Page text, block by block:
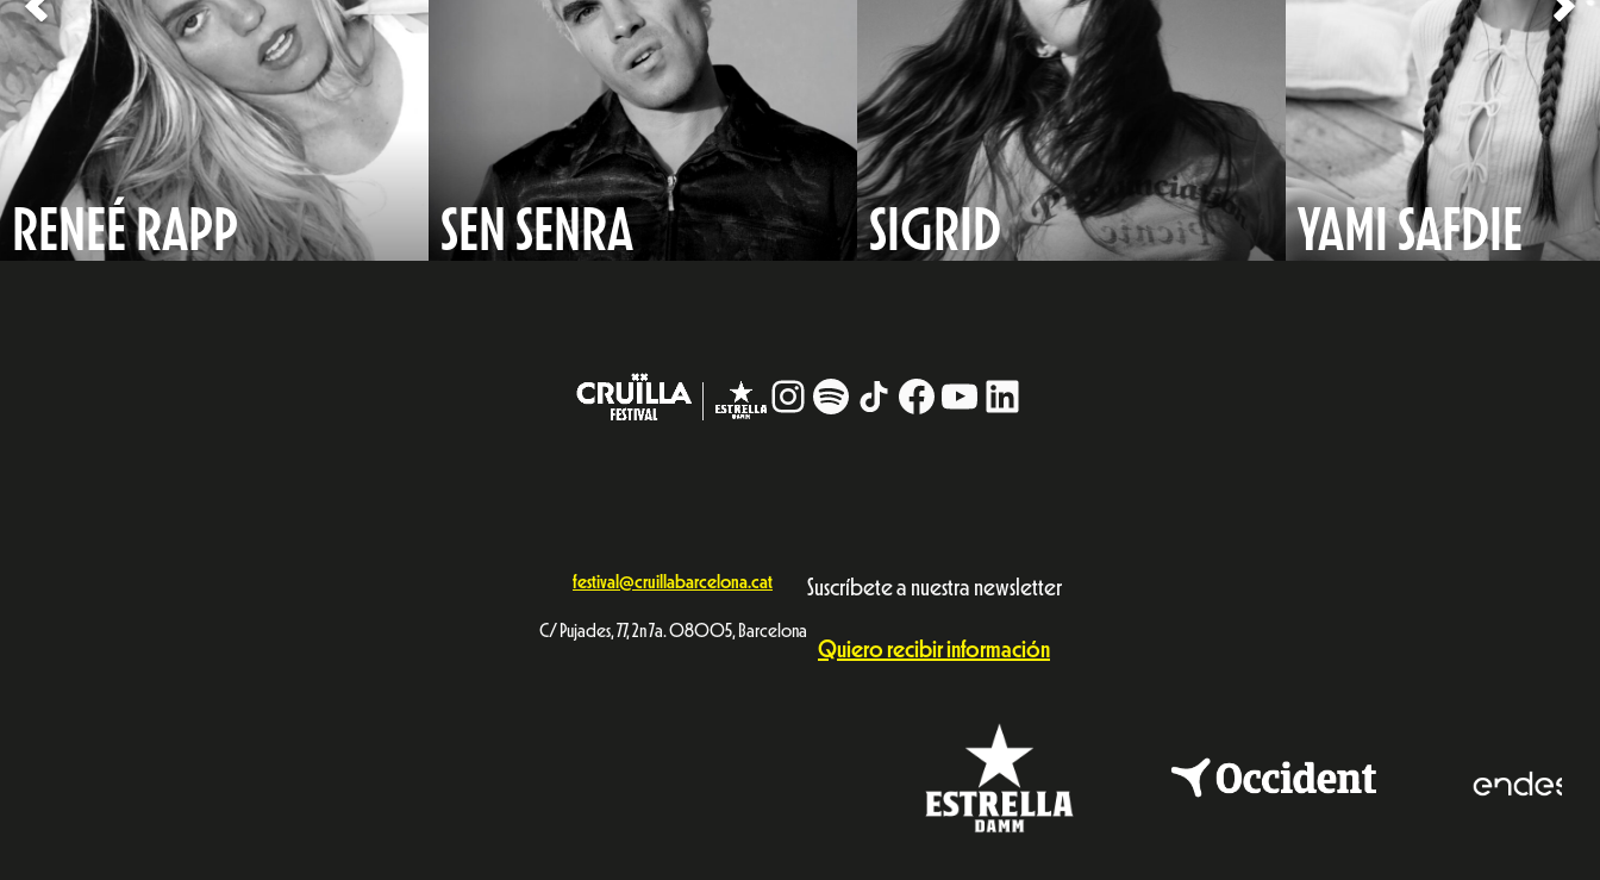
RENEÉ RAPP SEN SENRA SIGRID YAMI SAFDIE
Instagram
# TikTokFacebook
YouTube
LinkedIn
festival@cruillabarcelona.cat
C/ Pujades, 77, 2n 7a. 08005, Barcelona
Suscríbete a nuestra newsletter
Quiero recibir información